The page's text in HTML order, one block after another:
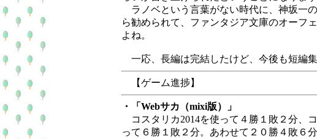
ラノベという言葉がない時代に、神坂一
ら勧められて、ファンタジア文庫のオーフ
よね。
一応、長編は完結したけど、今後も短編
【ゲーム進捗】
・「Webサカ（mixi版）」
コスタリカ2014を使って４勝１敗２分、
って６勝１敗２分。あわせて２０勝４敗６分